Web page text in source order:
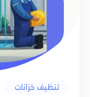
تنظيف خزانات